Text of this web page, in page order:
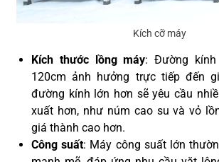
Kích cỡ máy
Kích thước lồng máy: Đường
120cm ảnh hưởng trực tiếp đến
đường kính lớn hơn sẽ yêu cầu
xuất hơn, như núm cao su và vỏ
giá thành cao hơn.
Công suất: Máy công suất lớn